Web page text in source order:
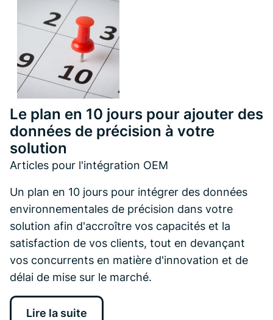
Le plan en 10 jours pour ajouter des
données de précision à votre
solution
Articles pour l'intégration OEM
Un plan en 10 jours pour intégrer des données
environnementales de précision dans votre
solution afin d'accroître vos capacités et la
satisfaction de vos clients, tout en devançant
vos concurrents en matière d'innovation et de
délai de mise sur le marché.
Lire la suite